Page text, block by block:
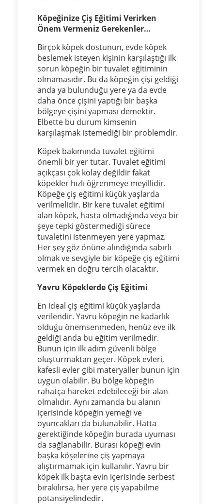
Köpeğinize Çiş Eğitimi Verirken
Önem Vermeniz Gerekenler…
Birçok köpek dostunun, evde köpek
beslemek isteyen kişinin karşılaştığı ilk
sorun köpeğin bir tuvalet eğitiminin
olmamasıdır. Bu da köpeğin çişi geldiği
anda ya bulunduğu yere ya da evde
daha önce çişini yaptığı bir başka
bölgeye çişini yapması demektir.
Elbette bu durum kimsenin
karşılaşmak istemediği bir problemdir.
Köpek bakımında tuvalet eğitimi
önemli bir yer tutar. Tuvalet eğitimi
açıkçası çok kolay değildir fakat
köpekler hızlı öğrenmeye meyillidir.
Köpeğe çiş eğitimi küçük yaşlarda
verilmelidir. Bir kere tuvalet eğitimi
alan köpek, hasta olmadığında veya bir
şeye tepki göstermediği sürece
tuvaletini istenmeyen yere yapmaz.
Her şey göz önüne alındığında sabırlı
olmak ve sevgiyle bir köpeğe çiş eğitimi
vermek en doğru tercih olacaktır.
Yavru Köpeklerde Çiş Eğitimi
En ideal çiş eğitimi küçük yaşlarda
verilendir. Yavru köpeğin ne kadarlık
olduğu önemsenmeden, henüz eve ilk
geldiği anda bu eğitim verilmedir.
Bunun için ilk adım güvenli bölge
oluşturmaktan geçer. Köpek evleri,
kafesli evler gibi materyaller bunun için
uygun olabilir. Bu bölge köpeğin
rahatça hareket edebileceği bir alan
olmalıdır. Aynı zamanda bu alanın
içerisinde köpeğin yemeği ve
oyuncakları da bulunabilir. Hatta
gerektiğinde köpeğin burada uyuması
da sağlanabilir. Burası köpeği evin
başka köşelerine çiş yapmaya
alıştırmamak için kullanılır. Yavru bir
köpek ilk başta evin içerisinde serbest
bırakılırsa, her yere çiş yapabilme
potansiyelindedir.